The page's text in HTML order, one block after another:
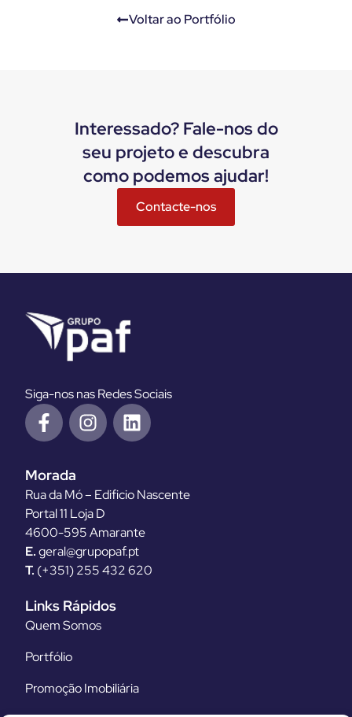
Voltar ao Portfólio
Interessado? Fale-nos do
seu projeto e descubra
como podemos ajudar!
Contacte-nos
Siga-nos nas Redes Sociais
Morada
Rua da Mó – Edificio Nascente
Portal 11 Loja D
4600-595 Amarante
E.geral@grupopaf.pt
T. (+351) 255 432 620
Links Rápidos
Quem Somos
Portfólio
Promoção Imobiliária